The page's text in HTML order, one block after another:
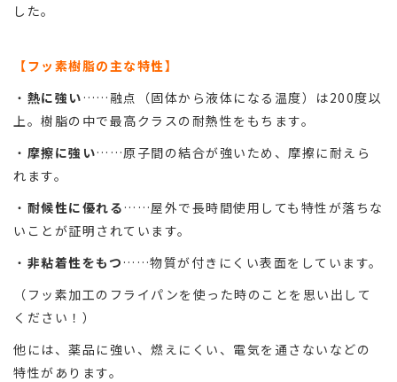
した。
【フッ素樹脂の主な特性】
・ 熱に強い ……融点（固体から液体になる温度）は200度以
上。樹脂の中で最高クラスの耐熱性をもちます。
・ 摩擦に強い……原子間の結合が強いため、摩擦に耐えら
れます。
・ 耐候性に優れる ……屋外で長時間使用しても特性が落ちな
いことが証明されています。
・ 非粘着性をもつ ……物質が付きにくい表面をしています。
（フッ素加工のフライパンを使った時のことを思い出して
ください！）
他には、薬品に強い、燃えにくい、電気を通さないなどの
特性があります。